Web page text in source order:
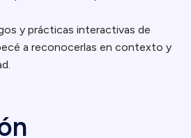
y prácticas interactivas de
a reconocerlas en contexto y